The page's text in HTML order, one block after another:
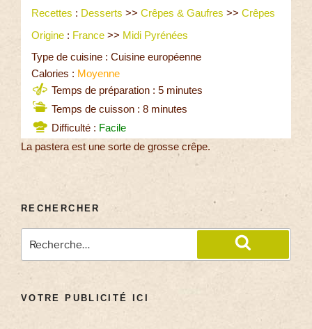
Recettes : Desserts >> Crêpes & Gaufres >> Crêpes
Origine : France >> Midi Pyrénées
Type de cuisine : Cuisine européenne
Calories : Moyenne
Temps de préparation : 5 minutes
Temps de cuisson : 8 minutes
Difficulté : Facile
La pastera est une sorte de grosse crêpe.
RECHERCHER
VOTRE PUBLICITÉ ICI